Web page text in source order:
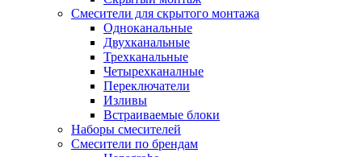
Смесители для скрытого монтажа
Одноканальные
Двухканальные
Трехканальные
Четырехканалные
Переключатели
Изливы
Встраиваемые блоки
Наборы смесителей
Смесители по брендам